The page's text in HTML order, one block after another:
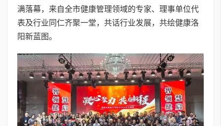
满落幕，来自全市健康管理领域的专家、理事单位代
表及行业同仁齐聚一堂，共话行业发展，共绘健康洛
阳新蓝图。